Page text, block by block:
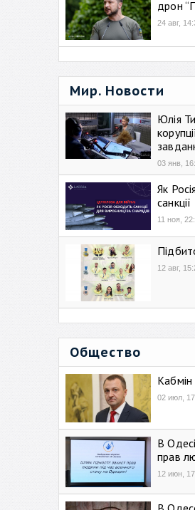
дрон
24 авг,
Мир. Новости
Юлія
03 янв,
Як
11 ноя,
12 авг,
Общество
02 июл,
В
прав
12 июн,